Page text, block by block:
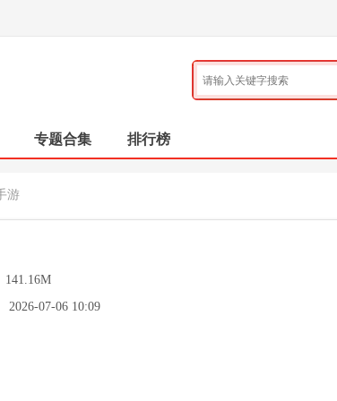
专题合集 排行榜
游
141.16M
2026-07-06 10:09